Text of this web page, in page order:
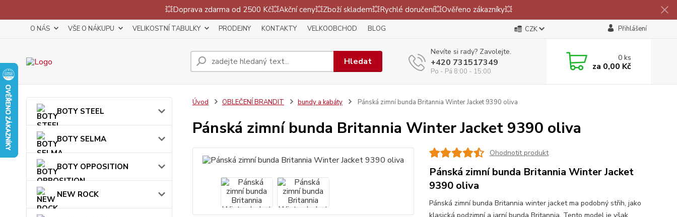
💥Doprava zdarma od 2500 Kč💥Akční ceny💥Zboží skladem💥Rychlé doručení💥Ověřeno zákazníky💥
O NÁS VŠE O NÁKUPU VELIKOSTNÍ TABULKY PRODEJNY KONTAKTY VELKOOBCHOD BLOG CZK Přihlášení
Hledat
Nevíte si rady? Zavolejte.
+420 731517349
Po - Pá 8:00 - 15:00
0ks
za 0,00 Kč
BOTY STEEL
BOTY SELMA
BOTY OPPOSITION
NEW ROCK
Úvod OBLEČENÍ BRANDIT bundy a kabáty Pánská zimní bunda Britannia Winter Jacket 9390 oliva
Pánská zimní bunda Britannia Winter Jacket 9390 oliva
Ohodnotit produkt
Pánská zimní bunda Britannia Winter Jacket
9390 oliva
Pánská zimní bunda Britannia winter jacket ma podobný střih, jako